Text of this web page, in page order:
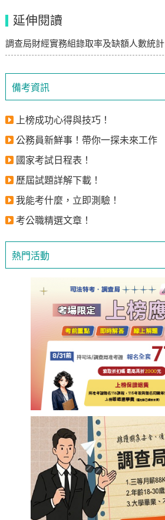
備考資訊
上榜成功心得與技巧！
公務員新鮮事！帶你一探未來工作
國家考試日程表！
歷屆試題詳解下載！
我能考什麼，立即測驗！
考公職精選文章！
熱門活動
延伸閱讀
調查局財經實務組錄取率及缺額人數統計